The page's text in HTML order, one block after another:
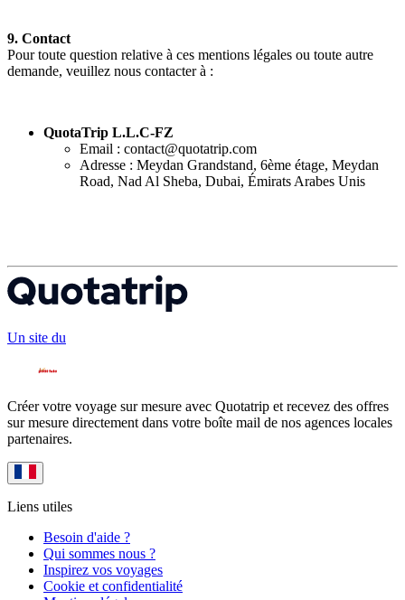
9. Contact
Pour toute question relative à ces mentions légales ou toute autre
demande, veuillez nous contacter à :
QuotaTrip L.L.C-FZ
Email : contact@quotatrip.com
Adresse : Meydan Grandstand, 6ème étage, Meydan
Road, Nad Al Sheba, Dubai, Émirats Arabes Unis
Un site du
Créer votre voyage sur mesure avec Quotatrip et recevez des offres
sur mesure directement dans votre boîte mail de nos agences locales
partenaires.
Liens utiles
Besoin d'aide ?
Qui sommes nous ?
Inspirez vos voyages
Cookie et confidentialité